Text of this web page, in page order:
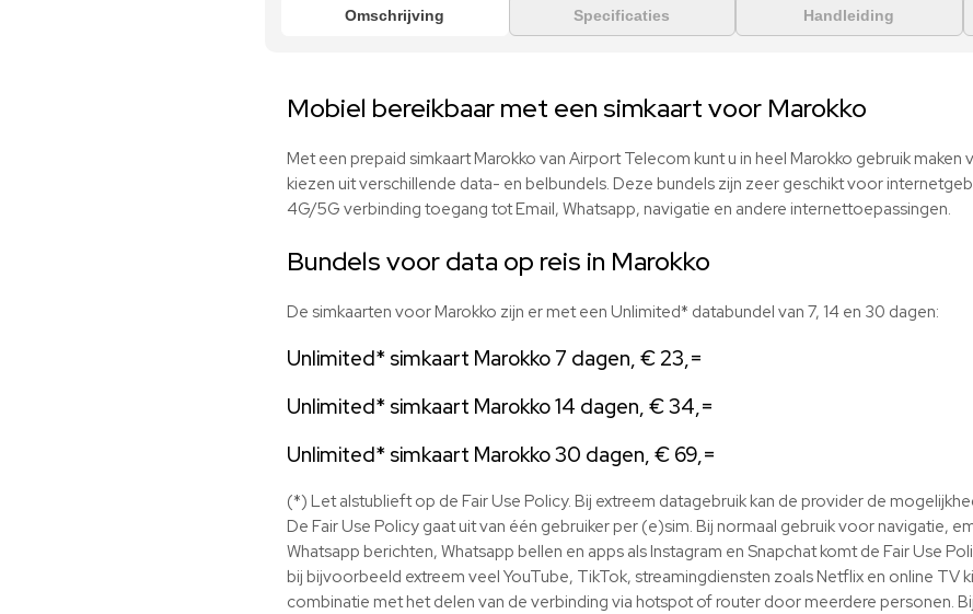
Omschrijving Specificaties Handleiding
Mobiel bereikbaar met een simkaart voor Marokko
Met een prepaid simkaart Marokko van Airport Telecom kunt u in heel Marokko gebruik maken
kiezen uit verschillende data- en belbundels. Deze bundels zijn zeer geschikt voor
4G/5G verbinding toegang tot Email, Whatsapp, navigatie en andere internettoepassingen.
Bundels voor data op reis in Marokko
De simkaarten voor Marokko zijn er met een Unlimited* databundel van 7, 14 en 30 dagen:
Unlimited* simkaart Marokko 7 dagen, € 23,=
Unlimited* simkaart Marokko 14 dagen, € 34,=
Unlimited* simkaart Marokko 30 dagen, € 69,=
(*) Let alstublieft op de Fair Use Policy. Bij extreem datagebruik kan de provider de
De Fair Use Policy gaat uit van één gebruiker per (e)sim. Bij normaal gebruik voor navigatie,
Whatsapp berichten, Whatsapp bellen en apps als Instagram en Snapchat komt de Fair Use
bij bijvoorbeeld extreem veel YouTube, TikTok, streamingdiensten zoals Netflix en online TV
combinatie met het delen van de verbinding via hotspot of router door meerdere personen.